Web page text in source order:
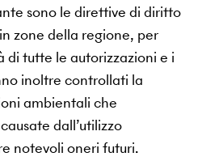
sono le direttive di diritto
zone della regione, per
di tutte le autorizzazioni e i
inoltre controllati la
ambientali che
dall’utilizzo
notevoli oneri futuri.